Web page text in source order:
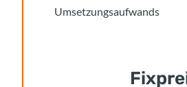
Umsetzungsaufwands